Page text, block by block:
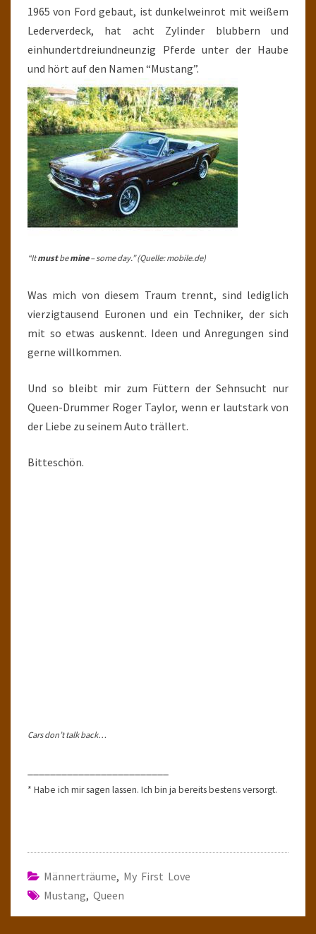
1965 von Ford gebaut, ist dunkelweinrot mit weißem
Lederverdeck, hat acht Zylinder blubbern und
einhundertdreiundneunzig Pferde unter der Haube
und hört auf den Namen “Mustang”.
“Itmustbemine– some day.” (Quelle: mobile.de)
Was mich von diesem Traum trennt, sind lediglich
vierzigtausend Euronen und ein Techniker, der sich
mit so etwas auskennt. Ideen und Anregungen sind
gerne willkommen.
Und so bleibt mir zum Füttern der Sehnsucht nur
Queen-Drummer Roger Taylor, wenn er lautstark von
der Liebe zu seinem Auto trällert.
Bitteschön.
Cars don’t talk back…
* Habe ich mir sagen lassen. Ich bin ja bereits bestens versorgt.
Männerträume, My First Love
Mustang, Queen